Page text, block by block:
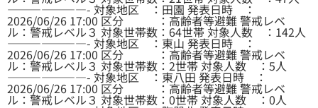
———————- 対象地区 ：田園 発表日時 ：
2026/06/26 17:00 区分 ：高齢者等避難 警戒レベ
ル：警戒レベル３ 対象世帯数：64世帯 対象人数 ：142人
———————- 対象地区 ：東山 発表日時 ：
2026/06/26 17:00 区分 ：高齢者等避難 警戒レベ
ル：警戒レベル３ 対象世帯数：2世帯 対象人数 ：5人
———————- 対象地区 ：東八田 発表日時 ：
2026/06/26 17:00 区分 ：高齢者等避難 警戒レベ
ル：警戒レベル３ 対象世帯数：0世帯 対象人数 ：0人